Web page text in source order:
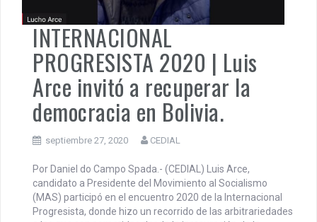
INTERNACIONAL
PROGRESISTA 2020 | Luis
Arce invitó a recuperar la